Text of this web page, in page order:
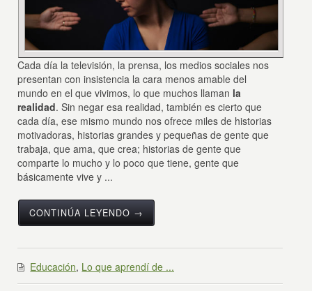
Cada día la televisión, la prensa, los medios sociales nos
presentan con insistencia la cara menos amable del
mundo en el que vivimos, lo que muchos llaman la
realidad. Sin negar esa realidad, también es cierto que
cada día, ese mismo mundo nos ofrece miles de historias
motivadoras, historias grandes y pequeñas de gente que
trabaja, que ama, que crea; historias de gente que
comparte lo mucho y lo poco que tiene, gente que
básicamente vive y ...
CONTINÚA LEYENDO →
Educación, Lo que aprendí de ...